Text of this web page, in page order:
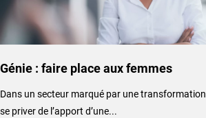
Génie : faire place aux femmes
Dans un secteur marqué par une
se priver de l’apport d’une...